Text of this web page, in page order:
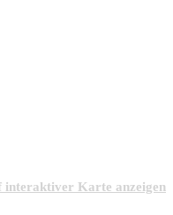
interaktiver Karte anzeigen